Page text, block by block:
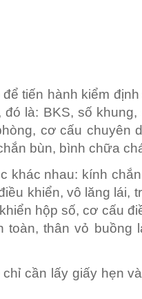
tiến hành kiểm
là: BKS, số khung,
cơ cấu chuyên
bùn, bình chữa
khác nhau: kính
khiển, vô lăng lái,
hộp số, cơ cấu
thân vỏ buồng
cần lấy giấy hẹn